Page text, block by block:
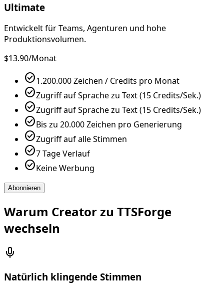
Ultimate
Entwickelt für Teams, Agenturen und hohe
Produktionsvolumen.
$13.90/Monat
check_circle1.200.000 Zeichen / Credits pro Monat
check_circleZugriff auf Sprache zu Text (15 Credits/Sek.)
check_circleZugriff auf Sprache zu Text (15 Credits/Sek.)
check_circleBis zu 20.000 Zeichen pro Generierung
check_circleZugriff auf alle Stimmen
check_circle7 Tage Verlauf
check_circleKeine Werbung
Abonnieren
Warum Creator zu TTSForge
wechseln
Natürlich klingende Stimmen